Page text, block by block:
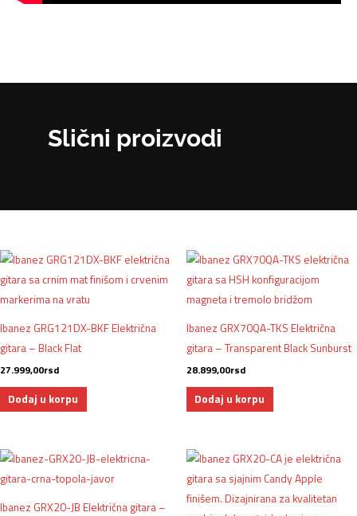
Slični proizvodi
Ibanez GRG121DX-BKF Električna
gitara – Black Flat
27.999,00rsd
Dodaj u korpu
Ibanez GRX70QA-TKS Električna
gitara – Transparent Black Sunburst
28.899,00rsd
Dodaj u korpu
Ibanez GRX20-JB Električna gitara –